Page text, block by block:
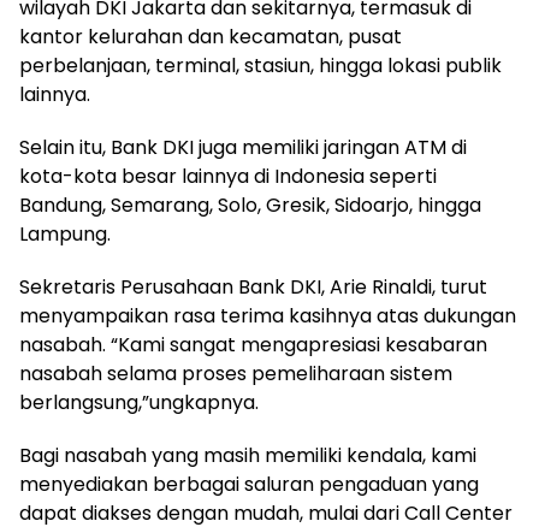
wilayah DKI Jakarta dan sekitarnya, termasuk di
kantor kelurahan dan kecamatan, pusat
perbelanjaan, terminal, stasiun, hingga lokasi publik
lainnya.
Selain itu, Bank DKI juga memiliki jaringan ATM di
kota-kota besar lainnya di Indonesia seperti
Bandung, Semarang, Solo, Gresik, Sidoarjo, hingga
Lampung.
Sekretaris Perusahaan Bank DKI, Arie Rinaldi, turut
menyampaikan rasa terima kasihnya atas dukungan
nasabah. “Kami sangat mengapresiasi kesabaran
nasabah selama proses pemeliharaan sistem
berlangsung,”ungkapnya.
Bagi nasabah yang masih memiliki kendala, kami
menyediakan berbagai saluran pengaduan yang
dapat diakses dengan mudah, mulai dari Call Center